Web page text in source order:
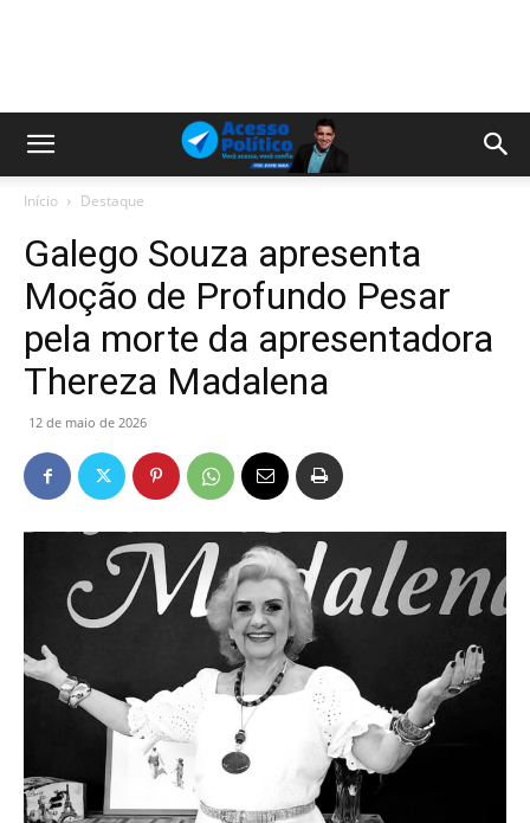
Início Destaque
Galego Souza apresenta
Moção de Profundo Pesar
pela morte da apresentadora
Thereza Madalena
12 de maio de 2026